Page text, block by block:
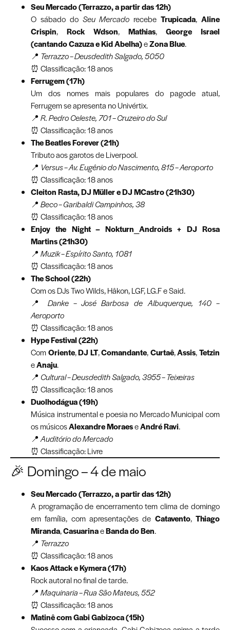
Seu Mercado (Terrazzo, a partir das 12h)
O sábado do Seu Mercado recebeTrupicada,Aline
Crispin, Rock Wdson, Mathias, George Israel
(cantando Cazuza e Kid Abelha)eZona Blue.
📍 Terrazzo – Deusdedith Salgado, 5050
⏰ Classificação: 18 anos
Ferrugem (17h)
Um dos nomes mais populares do pagode atual,
Ferrugem se apresenta no Univértix.
📍 R. Pedro Celeste, 701 – Cruzeiro do Sul
⏰ Classificação: 18 anos
The Beatles Forever (21h)
Tributo aos garotos de Liverpool.
📍 Versus – Av. Eugênio do Nascimento, 815 – Aeroporto
⏰ Classificação: 18 anos
Cleiton Rasta, DJ Müller e DJ MCastro (21h30)
📍 Beco – Garibaldi Campinhos, 38
⏰ Classificação: 18 anos
Enjoy the Night – Nokturn_Androids + DJ Rosa
Martins (21h30)
📍 Muzik – Espírito Santo, 1081
⏰ Classificação: 18 anos
The School (22h)
Com os DJs Two Wilds, Hâkon, LGF, LG.F e Said.
📍 Danke – José Barbosa de Albuquerque, 140 –
Aeroporto
⏰ Classificação: 18 anos
Hype Festival (22h)
ComOriente,DJ LT,Comandante,Curtaê,Assis,Tetzin
eAnaju.
📍 Cultural – Deusdedith Salgado, 3955 – Teixeiras
⏰ Classificação: 18 anos
Duolhodágua (19h)
Música instrumental e poesia no Mercado Municipal com
os músicosAlexandre MoraeseAndré Ravi.
📍Auditório do Mercado
⏰ Classificação: Livre
🎉 Domingo – 4 de maio
Seu Mercado (Terrazzo, a partir das 12h)
A programação de encerramento tem clima de domingo
em família, com apresentações de Catavento,Thiago
Miranda,CasuarinaeBanda do Ben.
📍 Terrazzo
⏰ Classificação: 18 anos
Kaos Attack e Kymera (17h)
Rock autoral no final de tarde.
📍 Maquinaria – Rua São Mateus, 552
⏰ Classificação: 18 anos
Matinê com Gabi Gabizoca (15h)